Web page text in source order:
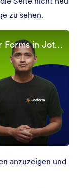
zu sehen.
How to Get Data from Other Forms in Jotform Tables
anzuzeigen und